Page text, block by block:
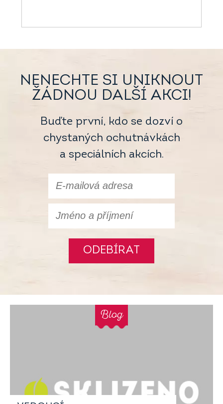
NENECHTE SI UNIKNOUT
ŽÁDNOU DALŠÍ AKCI!
Buďte první, kdo se dozví o
chystaných ochutnávkách
a speciálních akcích.
ODEBÍRAT
Blog